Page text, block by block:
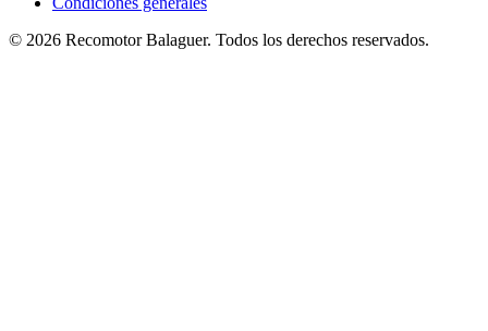
© 2026 RecomotorBalaguer. Todos los derechos reservados.